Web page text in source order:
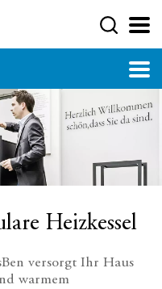
Heizkessel
versorgt Ihr Haus
warmem